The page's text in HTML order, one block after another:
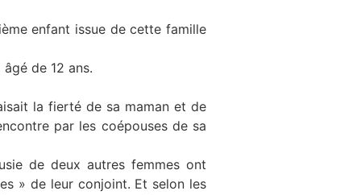
enfant issue de cette famille
de 12 ans.
la fierté de sa maman et de
par les coépouses de sa
de deux autres femmes ont
» de leur conjoint. Et selon les